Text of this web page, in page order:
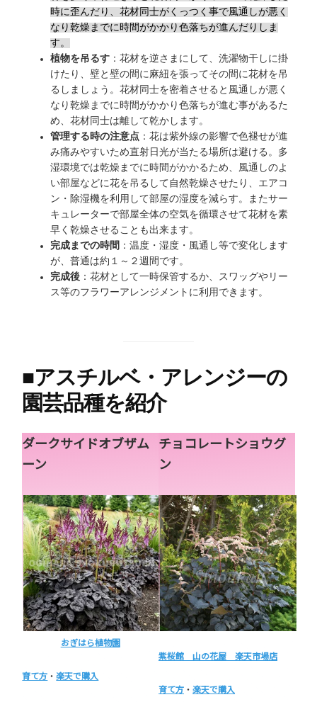
時に歪んだり、花材同士がくっつく事で風通しが悪く
なり乾燥までに時間がかかり色落ちが進んだりしま
す。
植物を吊るす ：花材を逆さまにして、洗濯物干しに掛
けたり、壁と壁の間に麻紐を張ってその間に花材を吊
るしましょう。花材同士を密着させると風通しが悪く
なり乾燥までに時間がかかり色落ちが進む事があるた
め、花材同士は離して乾かします。
管理する時の注意点 ：花は紫外線の影響で色褪せが進
み痛みやすいため直射日光が当たる場所は避ける。多
湿環境では乾燥までに時間がかかるため、風通しのよ
い部屋などに花を吊るして自然乾燥させたり、エアコ
ン・除湿機を利用して部屋の湿度を減らす。またサー
キュレーターで部屋全体の空気を循環させて花材を素
早く乾燥させることも出来ます。
完成までの時間 ：温度・湿度・風通し等で変化します
が、普通は約１～２週間です。
完成後 ：花材として一時保管するか、スワッグやリー
ス等のフラワーアレンジメントに利用できます。
■アスチルベ・アレンジーの
園芸品種を紹介
ダークサイドオブザム
ーン
おぎはら植物園
育て方 ・楽天で購入
チョコレートショウグ
ン
紫桜館 山の花屋 楽天市場店
育て方 ・ 楽天で購入